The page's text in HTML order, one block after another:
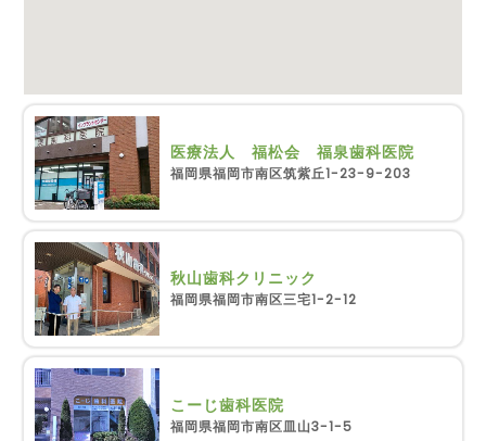
医療法人 福松会 福泉歯科医院
福岡県福岡市南区筑紫丘1-23-9-203
秋山歯科クリニック
福岡県福岡市南区三宅1-2-12
こーじ歯科医院
福岡県福岡市南区皿山3-1-5